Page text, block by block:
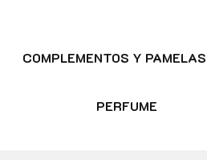
COMPLEMENTOS Y PAMELAS
PERFUME